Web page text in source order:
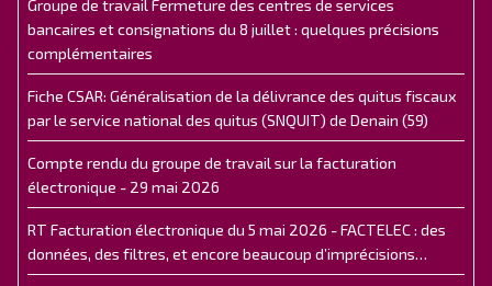
Groupe de travail Fermeture des centres de services
bancaires et consignations du 8 juillet : quelques précisions
complémentaires
Fiche CSAR: Généralisation de la délivrance des quitus fiscaux
par le service national des quitus (SNQUIT) de Denain (59)
Compte rendu du groupe de travail sur la facturation
électronique - 29 mai 2026
RT Facturation électronique du 5 mai 2026 - FACTELEC : des
données, des filtres, et encore beaucoup d’imprécisions…